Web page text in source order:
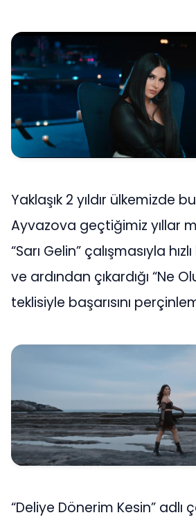
Yaklaşık 2 yıldır ülkemizde
Ayvazova geçtiğimiz yıllar
“Sarı Gelin” çalışmasıyla
ve ardından çıkardığı “Ne
teklisiyle başarısını
“Deliye Dönerim Kesin” adlı